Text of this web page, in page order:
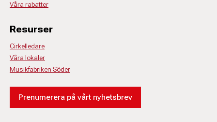
Våra rabatter
Resurser
Cirkelledare
Våra lokaler
Musikfabriken Söder
Prenumerera på vårt nyhetsbrev